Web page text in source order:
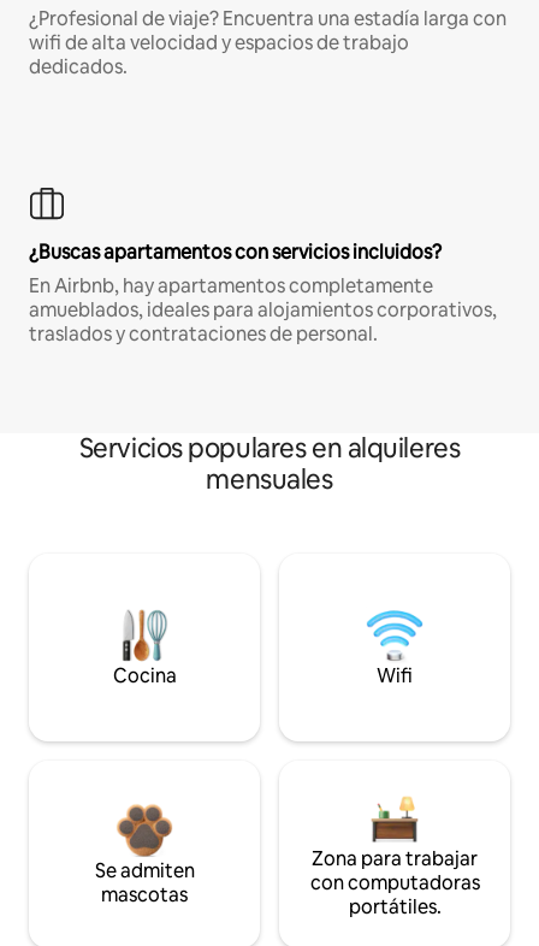
¿Profesional de viaje? Encuentra una estadía larga con
wifi de alta velocidad y espacios de trabajo
dedicados.
¿Buscas apartamentos con servicios incluidos?
En Airbnb, hay apartamentos completamente
amueblados, ideales para alojamientos corporativos,
traslados y contrataciones de personal.
Servicios populares en alquileres
mensuales
Cocina Wifi
Se admiten
mascotas
Zona para trabajar
con computadoras
portátiles.